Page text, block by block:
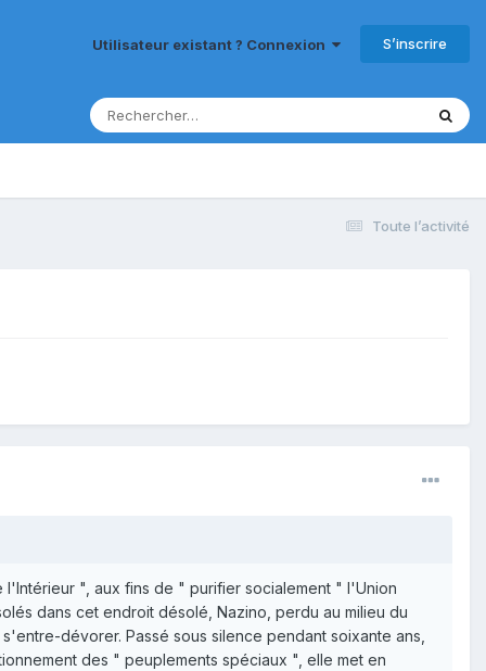
Utilisateur existant ? Connexion S’inscrire
Toute l’activité
", aux fins de " purifier socialement " l'Union
dans cet endroit désolé, Nazino, perdu au milieu du
dévorer. Passé sous silence pendant soixante ans,
des " peuplements spéciaux ", elle met en